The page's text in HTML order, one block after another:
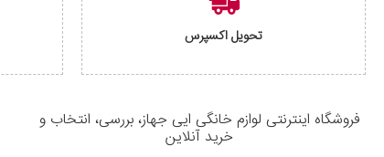
تحویل اکسپرس
فروشگاه اینترنتی لوازم خانگی ایی جهاز، بررسی، انتخاب و
خرید آنلاین